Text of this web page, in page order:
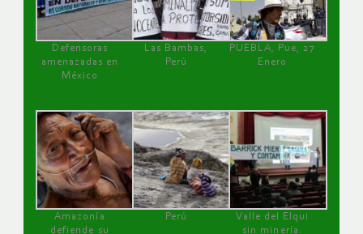
Defensoras
amenazadas en
México
Las Bambas,
Perú
PUEBLA, Pue, 27
Enero
Amazonía
defiende su
Perú
Valle del Elqui
sin minería.